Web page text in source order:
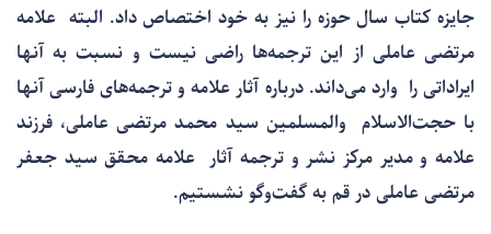
جایزه کتاب سال حوزه را نیز به خود اختصاص داد. البته علامه
مرتضی عاملی از این ترجمه‌ها راضی نیست و نسبت به آنها
ایراداتی را وارد می‌داند. درباره آثار علامه و ترجمه‌های فارسی آنها
با حجت‌الاسلام والمسلمین سید محمد مرتضی عاملی، فرزند
علامه و مدیر مرکز نشر و ترجمه آثار علامه محقق سید جعفر
مرتضی عاملی در قم به گفت‌وگو نشستیم.